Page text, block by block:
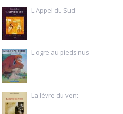
L'Appel du Sud
L'ogre au pieds nus
La lèvre du vent